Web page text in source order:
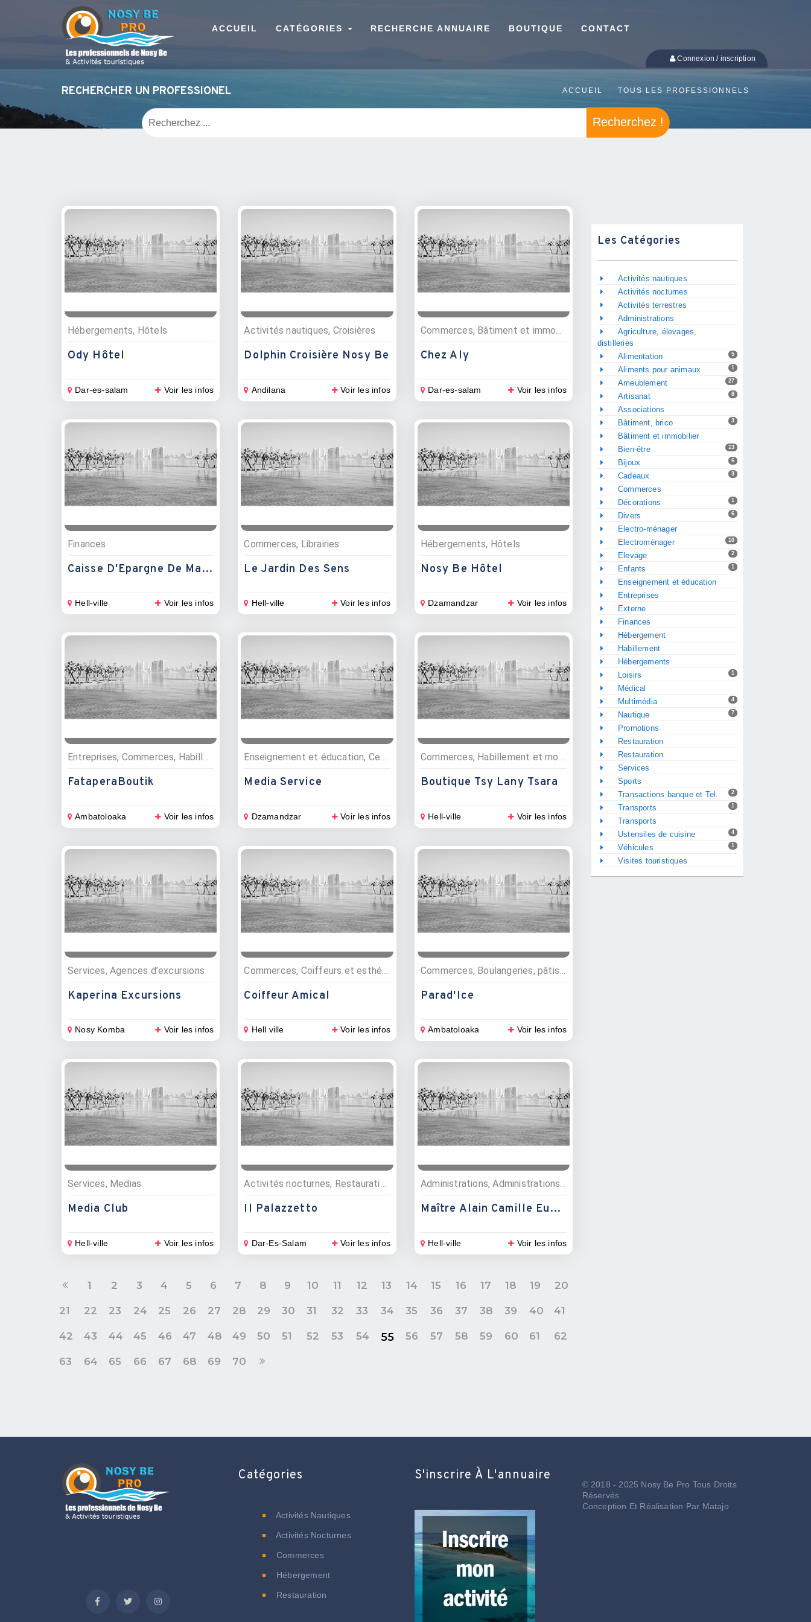
ACCUEIL CATÉGORIES RECHERCHE ANNUAIRE BOUTIQUE CONTACT
Connexion / inscription
RECHERCHER UN PROFESSIONEL ACCUEIL TOUS LES PROFESSIONNELS
Recherchez !
Hébergements, Hôtels
Ody Hôtel
Dar-es-salam Voir les infos
Activités nautiques, Croisières
Dolphin Croisière Nosy Be
Andilana Voir les infos
Commerces, Bâtiment et immobilier, Menuisiers, Matériaux de construction
Chez Aly
Dar-es-salam Voir les infos
Finances
Caisse D'Epargne De Madagascar
Hell-ville Voir les infos
Commerces, Librairies
Le Jardin Des Sens
Hell-ville Voir les infos
Hébergements, Hôtels
Nosy Be Hôtel
Dzamandzar Voir les infos
Entreprises, Commerces, Habillement et mode, Epices et huiles essentielles, Artisanat, Boutiques souvenirs
FataperaBoutik
Ambatoloaka Voir les infos
Enseignement et éducation, Centres de formations
Media Service
Dzamandzar Voir les infos
Commerces, Habillement et mode
Boutique Tsy Lany Tsara
Hell-ville Voir les infos
Services, Agences d’excursions
Kaperina Excursions
Nosy Komba Voir les infos
Coiffeur Amical
Hell ville Voir les infos
Parad'Ice
Ambatoloaka Voir les infos
Services, Medias
Media Club
Hell-ville Voir les infos
Activités nocturnes, Restauration , Bars, Restaurants
Il Palazzetto
Dar-Es-Salam Voir les infos
Administrations, Administrations publiques
Maître Alain Camille Eugène
Hell-ville Voir les infos
1 2 3 4 5 6 7 8 9 10 11 12 13 14 15 16 17 18 19 20
21 22 23 24 25 26 27 28 29 30 31 32 33 34 35 36 37 38 39 40 41
42 43 44 45 46 47 48 49 50 51 52 53 54 55 56 57 58 59 60 61 62
63 64 65 66 67 68 69 70
Les Catégories
Activités nautiques
Activités nocturnes
Activités terrestres
Administrations
Agriculture, élevages,
distilleries
5
Alimentation
1
Aliments pour animaux
27
Ameublement
8
Artisanat
Associations
3
Bâtiment, brico
Bâtiment et immobilier
13
Bien-être
6
Bijoux
3
Cadeaux
Commerces
1
Décorations
6
Divers
Electro-ménager
10
Electroménager
2
Elevage
1
Enfants
Enseignement et éducation
Entreprises
Externe
Finances
Hébergement
Habillement
Hébergements
1
Loisirs
Médical
4
Multimédia
7
Nautique
Promotions
Restauration
Restauration
Services
Sports
2
Transactions banque et Tel.
1
Transports
Transports
4
Ustensiles de cuisine
1
Véhicules
Visites touristiques
Catégories
Activités Nautiques
Activités Nocturnes
Commerces
Hébergement
Restauration
S'inscrire À L'annuaire
© 2018 - 2025 Nosy Be Pro Tous Droits
Réservés.
Conception Et Réalisation Par Matajo